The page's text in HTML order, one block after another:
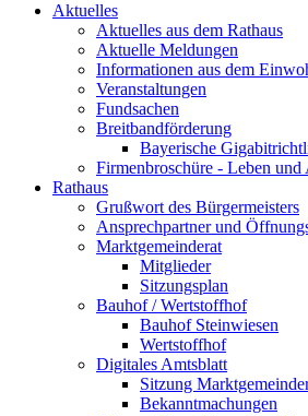
Aktuelles
Aktuelles aus dem Rathaus
Aktuelle Meldungen
Informationen aus dem
Veranstaltungen
Fundsachen
Breitbandförderung
Bayerische
Firmenbroschüre - Leben
Rathaus
Grußwort des Bürgermeisters
Ansprechpartner und
Marktgemeinderat
Mitglieder
Sitzungsplan
Bauhof / Wertstoffhof
Bauhof Steinwiesen
Wertstoffhof
Digitales Amtsblatt
Sitzung
Bekanntmachungen